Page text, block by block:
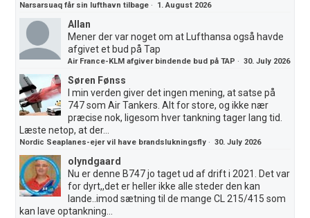
Narsarsuaq får sin lufthavn tilbage · 1. August 2026
Allan
Mener der var noget om at Lufthansa også havde
afgivet et bud på Tap
Air France-KLM afgiver bindende bud på TAP ·30. July 2026
Søren Fønss
I min verden giver det ingen mening, at satse på
747 som Air Tankers. Alt for store, og ikke nær
præcise nok, ligesom hver tankning tager lang tid.
Læste netop, at der...
Nordic Seaplanes-ejer vil have brandslukningsfly ·30. July 2026
olyndgaard
Nu er denne B747 jo taget ud af drift i 2021. Det var
for dyrt,,det er heller ikke alle steder den kan
lande..imod sætning til de mange CL 215/415 som
kan lave optankning...